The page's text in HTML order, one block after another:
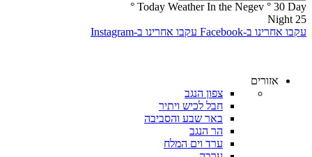
Today Weather In the Negev ° 30 Day
°
25
Night
עקבו אחרינו ב-Facebook
עקבו אחרינו ב-Instagram
אזורים
צפון הנגב
חבל לכיש ויתיר
באר שבע והסביבה
הר הנגב
ערד וים המלח